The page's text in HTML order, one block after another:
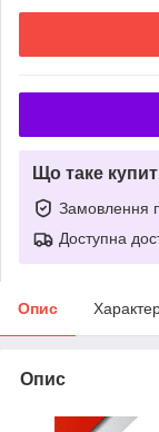
Що таке
Замовлення
Доступна
Опис
Опис